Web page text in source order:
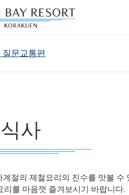
질문교통편
식사
절의 제철요리의 진수를 맛볼 수
리를 마음껏 즐겨보시기 바랍니다.